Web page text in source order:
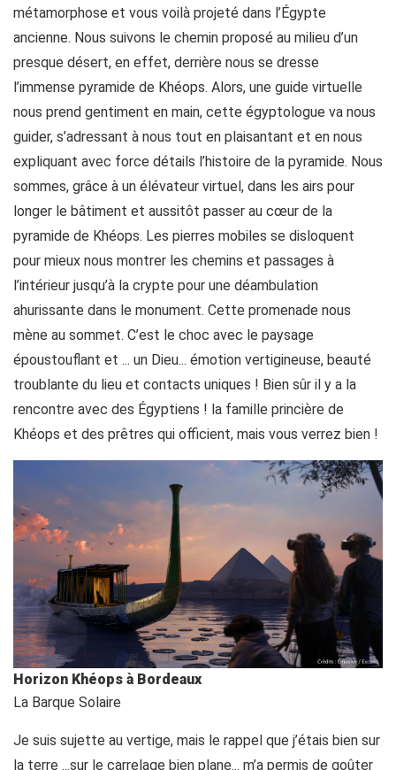
métamorphose et vous voilà projeté dans l’Égypte
ancienne. Nous suivons le chemin proposé au milieu d’un
presque désert, en effet, derrière nous se dresse
l’immense pyramide de Khéops. Alors, une guide virtuelle
nous prend gentiment en main, cette égyptologue va nous
guider, s’adressant à nous tout en plaisantant et en nous
expliquant avec force détails l’histoire de la pyramide. Nous
sommes, grâce à un élévateur virtuel, dans les airs pour
longer le bâtiment et aussitôt passer au cœur de la
pyramide de Khéops. Les pierres mobiles se disloquent
pour mieux nous montrer les chemins et passages à
l’intérieur jusqu’à la crypte pour une déambulation
ahurissante dans le monument. Cette promenade nous
mène au sommet. C’est le choc avec le paysage
époustouflant et ... un Dieu... émotion vertigineuse, beauté
troublante du lieu et contacts uniques ! Bien sûr il y a la
rencontre avec des Égyptiens ! la famille princière de
Khéops et des prêtres qui officient, mais vous verrez bien !
Horizon Khéops à Bordeaux
La Barque Solaire
Je suis sujette au vertige, mais le rappel que j’étais bien sur
la terre ...sur le carrelage bien plane... m’a permis de goûter